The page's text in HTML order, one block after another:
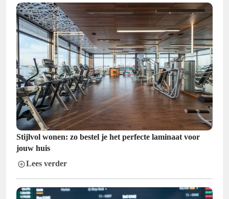
Stijlvol wonen: zo bestel je het perfecte laminaat voor
jouw huis
Lees verder